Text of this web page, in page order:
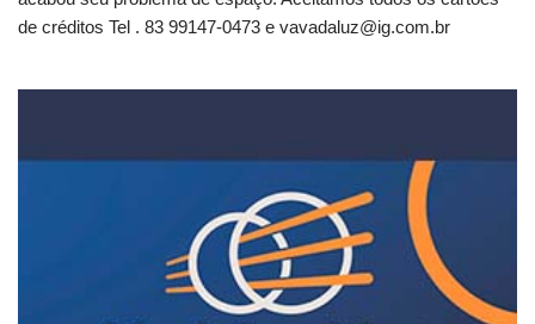
de créditos Tel . 83 99147-0473 e vavadaluz@ig.com.br